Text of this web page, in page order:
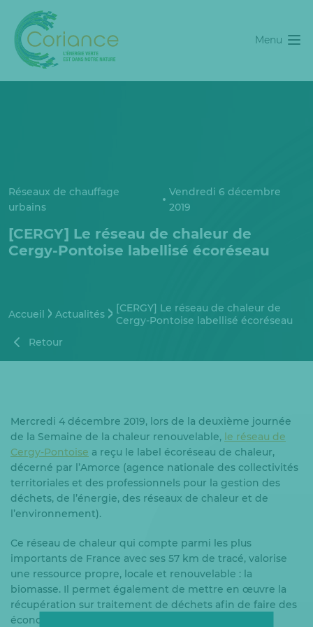
Menu
Réseaux de chauffage
urbains
Vendredi 6 décembre
2019
[CERGY] Le réseau de chaleur de
Cergy-Pontoise labellisé écoréseau
Accueil Actualités
[CERGY] Le réseau de chaleur de
Cergy-Pontoise labellisé écoréseau
Retour
Mercredi 4 décembre 2019, lors de la deuxième journée
de la Semaine de la chaleur renouvelable, le réseau de
Cergy-Pontoise a reçu le label écoréseau de chaleur,
décerné par l’Amorce (agence nationale des collectivités
territoriales et des professionnels pour la gestion des
déchets, de l’énergie, des réseaux de chaleur et de
l’environnement).
Ce réseau de chaleur qui compte parmi les plus
importants de France avec ses 57 km de tracé, valorise
une ressource propre, locale et renouvelable : la
biomasse. Il permet également de mettre en œuvre la
récupération sur traitement de déchets afin de faire des
économies d’énergie primaire.